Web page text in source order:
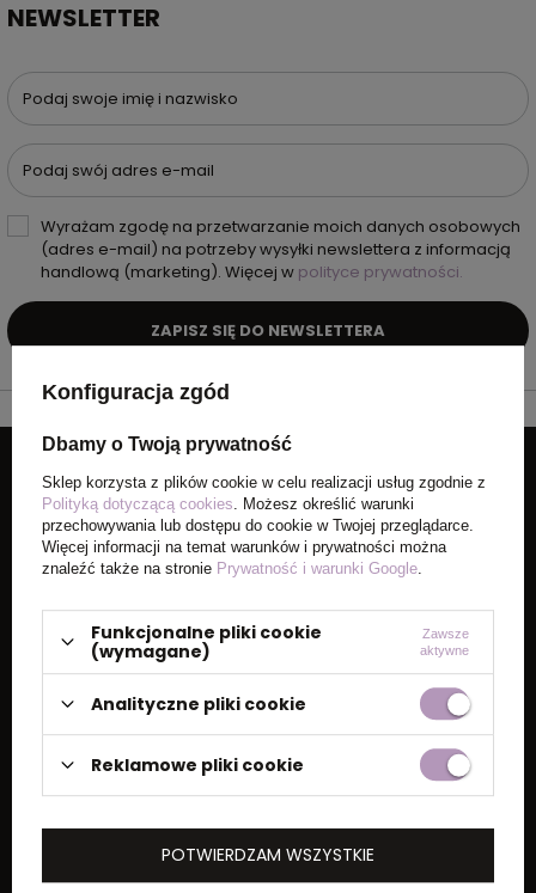
NEWSLETTER
Podaj swoje imię i nazwisko
Podaj swój adres e-mail
Wyrażam zgodę na przetwarzanie moich danych osobowych
(adres e-mail) na potrzeby wysyłki newslettera z informacją
handlową (marketing). Więcej w polityce prywatności.
ZAPISZ SIĘ DO NEWSLETTERA
Sklep hellogadzet.pl należy
doFiorigifts Sp. z o.o.
Moje zamówienie
Konfiguracja zgód
Dbamy o Twoją prywatność
Sklep korzysta z plików cookie w celu realizacji usług zgodnie z
Polityką dotyczącą cookies . Możesz określić warunki
przechowywania lub dostępu do cookie w Twojej przeglądarce.
Więcej informacji na temat warunków i prywatności można
znaleźć także na stronie Prywatność i warunki Google
Funkcjonalne pliki cookie
(wymagane)
Zawsze
aktywne
Analityczne pliki cookie
Reklamowe pliki cookie
POTWIERDZAM WSZYSTKIE